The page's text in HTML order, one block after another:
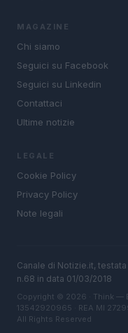
MAGAZINE
Chi siamo
Seguici su Facebook
Seguici su Linkedin
Contattaci
Ultime notizie
LEGALE
Cookie Policy
Privacy Policy
Note legali
Canale di Notizie.it,
n.68 in data 01/03/2018
Copyright © 2026 · Think —
13542920965 · REA MI
All Rights Reserved